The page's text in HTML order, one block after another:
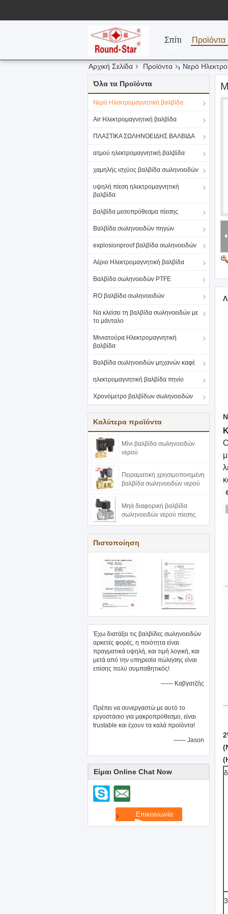
Σπίτι Προϊόντα
Αρχική Σελίδα Προϊόντα Νερό
Όλα τα Προϊόντα
Νερό Ηλεκτρομαγνητική βαλβίδα
Air Ηλεκτρομαγνητική βαλβίδα
ΠΛΑΣΤΙΚΑ ΣΩΛΗΝΟΕΙΔΗΣ ΒΑΛΒΙΔΑ
ατμού ηλεκτρομαγνητική βαλβίδα
χαμηλής ισχύος βαλβίδα σωληνοειδών
υψηλή πίεση ηλεκτρομαγνητική
βαλβίδα
βαλβίδα μεσοπρόθεσμα πίεσης
Βαλβίδα σωληνοειδών πηγών
explosionproof βαλβίδα σωληνοειδών
Αέριο Ηλεκτρομαγνητική βαλβίδα
Βαλβίδα σωληνοειδών PTFE
RO βαλβίδα σωληνοειδών
Να κλείσει τη βαλβίδα σωληνοειδών με
το μάνταλο
Μινιατούρα Ηλεκτρομαγνητική
βαλβίδα
Βαλβίδα σωληνοειδών μηχανών καφέ
ηλεκτρομαγνητική βαλβίδα πηνίο
Χρονόμετρο βαλβίδων σωληνοειδών
Καλύτερα προϊόντα
Μίνι βαλβίδα σωληνοειδών
νερού
Πειραματική χρησιμοποιημένη
βαλβίδα σωληνοειδών νερού
Μηά διαφορική βαλβίδα
σωληνοειδών νερού πίεσης
Πιστοποίηση
Έχω διατάξει τις βαλβίδες σωληνοειδών
αρκετές φορές, η ποιότητα είναι
πραγματικά υψηλή, και τιμή λογική, και
μετά από την υπηρεσία πώλησης είναι
επίσης πολύ συμπαθητικός!
—— Καβγατζής
Πρέπει να συνεργαστώ με αυτό το
εργοστάσιο για μακροπρόθεσμο, είναι
trustable και έχουν τα καλά προϊόντα!
—— Jason
Είμαι Online Chat Now